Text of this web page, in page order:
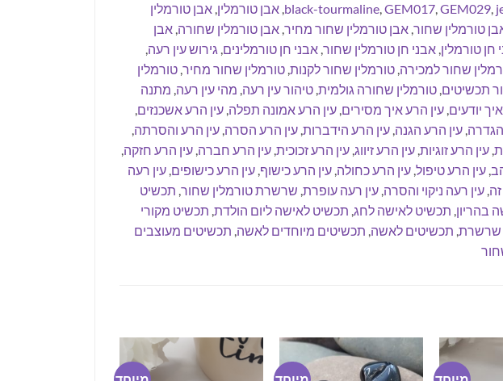
black-tourmaline,GEM017,GEM029,
,אבן טורמלין,אבן טורמלין
טורמלין שחור,אבן טורמלין שחור מחיר,אבן טורמלין שחורה,אבן
חן טורמלין,אבני חן טורמלין שחור,אבני חן טורמלינים, גירוש עין רעה,
שחור למכירה,טורמלין שחור לקנות,טורמלין שחור מחיר,טורמלין
תכשיטים,טורמלין שחורה גולמית,טיהור עין רעה, מהי עין רעה, מתנה
יודעים,עין הרע איך מסירים,עין הרע אמונה תפלה,עין הרע אשכנזים,
הגדרה,עין הרע הגנה,עין הרע הידברות,עין הרע הסרה,עין הרע והסרתה,
,עין הרע זוגיות,עין הרע זיווג,עין הרע זכוכית,עין הרע חברה,עין הרע חזקה,
,עין הרע טיפול,עין הרע כחולה,עין הרע כישוף,עין הרע כישופים,עין רעה
,עין רעה ניקוי והסרה,עין רעה עופרת, שרשרת טורמלין שחור, תכשיט
בהריון, תכשיט לאישה לחג, תכשיט לאישה ליום הולדת, תכשיט מקורי
שרשרת, תכשיטים לאשה, תכשיטים מיוחדים לאשה, תכשיטים מעוצבים